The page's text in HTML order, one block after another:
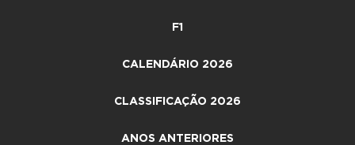
F1
CALENDÁRIO 2026
CLASSIFICAÇÃO 2026
ANOS ANTERIORES